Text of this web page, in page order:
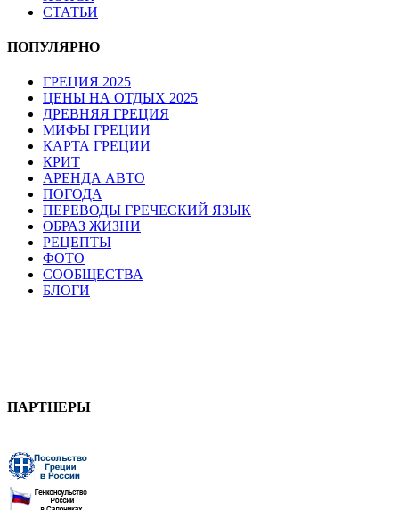
СТАТЬИ
ПОПУЛЯРНО
ГРЕЦИЯ 2025
ЦЕНЫ НА ОТДЫХ 2025
ДРЕВНЯЯ ГРЕЦИЯ
МИФЫ ГРЕЦИИ
КАРТА ГРЕЦИИ
КРИТ
АРЕНДА АВТО
ПОГОДА
ПЕРЕВОДЫ ГРЕЧЕСКИЙ ЯЗЫК
ОБРАЗ ЖИЗНИ
РЕЦЕПТЫ
ФОТО
СООБЩЕСТВА
БЛОГИ
ПАРТНЕРЫ